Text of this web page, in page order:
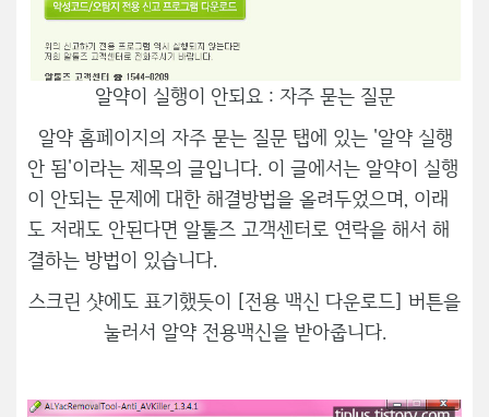
알약이 실행이 안되요 : 자주 묻는 질문
알약 홈페이지의 자주 묻는 질문 탭에 있는 '알약 실행
안 됨'이라는 제목의 글입니다. 이 글에서는 알약이 실행
이 안되는 문제에 대한 해결방법을 올려두었으며, 이래
도 저래도 안된다면 알툴즈 고객센터로 연락을 해서 해
결하는 방법이 있습니다.
스크린 샷에도 표기했듯이 [전용 백신 다운로드] 버튼을
눌러서 알약 전용백신을 받아줍니다.